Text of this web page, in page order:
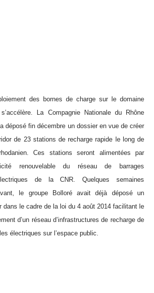
des bornes de charge sur le domaine
La Compagnie Nationale du Rhône
déposé fin décembre un dossier en vue de créer
de 23 stations de recharge rapide le long de
Ces stations seront alimentées par
renouvelable du réseau de barrages
de la CNR. Quelques semaines
le groupe Bolloré avait déjà déposé un
dans le cadre de la loi du 4 août 2014 facilitant le
d’un réseau d’infrastructures de recharge de
électriques sur l’espace public.